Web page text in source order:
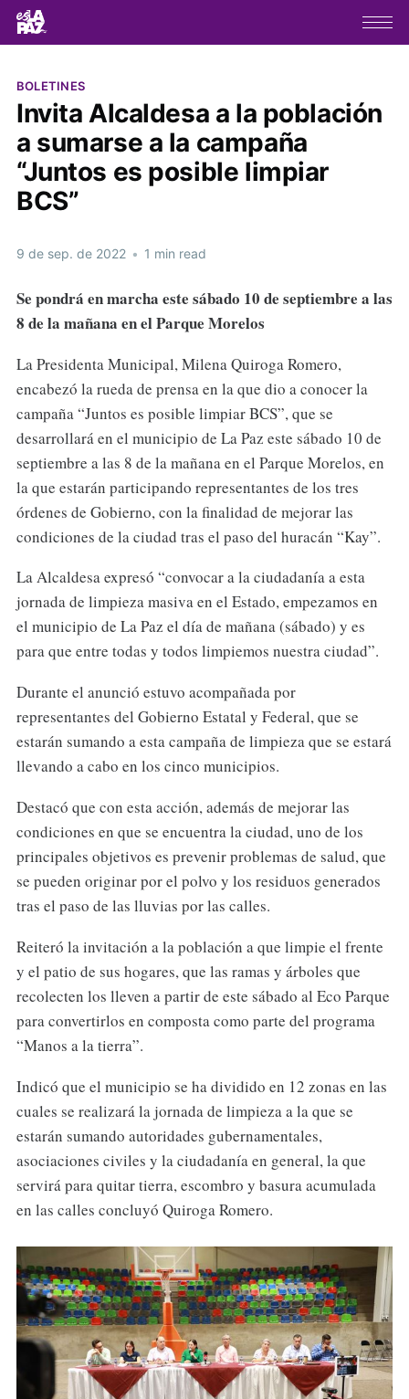
BOLETINES
Invita Alcaldesa a la población
a sumarse a la campaña
“Juntos es posible limpiar
BCS”
9 de sep. de 2022 • 1 min read
Se pondrá en marcha este sábado 10 de septiembre a las
8 de la mañana en el Parque Morelos
La Presidenta Municipal, Milena Quiroga Romero,
encabezó la rueda de prensa en la que dio a conocer la
campaña “Juntos es posible limpiar BCS”, que se
desarrollará en el municipio de La Paz este sábado 10 de
septiembre a las 8 de la mañana en el Parque Morelos, en
la que estarán participando representantes de los tres
órdenes de Gobierno, con la finalidad de mejorar las
condiciones de la ciudad tras el paso del huracán “Kay”.
La Alcaldesa expresó “convocar a la ciudadanía a esta
jornada de limpieza masiva en el Estado, empezamos en
el municipio de La Paz el día de mañana (sábado) y es
para que entre todas y todos limpiemos nuestra ciudad”.
Durante el anunció estuvo acompañada por
representantes del Gobierno Estatal y Federal, que se
estarán sumando a esta campaña de limpieza que se estará
llevando a cabo en los cinco municipios.
Destacó que con esta acción, además de mejorar las
condiciones en que se encuentra la ciudad, uno de los
principales objetivos es prevenir problemas de salud, que
se pueden originar por el polvo y los residuos generados
tras el paso de las lluvias por las calles.
Reiteró la invitación a la población a que limpie el frente
y el patio de sus hogares, que las ramas y árboles que
recolecten los lleven a partir de este sábado al Eco Parque
para convertirlos en composta como parte del programa
“Manos a la tierra”.
Indicó que el municipio se ha dividido en 12 zonas en las
cuales se realizará la jornada de limpieza a la que se
estarán sumando autoridades gubernamentales,
asociaciones civiles y la ciudadanía en general, la que
servirá para quitar tierra, escombro y basura acumulada
en las calles concluyó Quiroga Romero.